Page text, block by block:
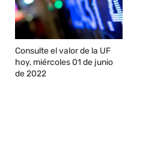
Consulte el valor de la UF
hoy, miércoles 01 de junio
de 2022